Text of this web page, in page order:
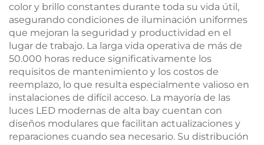
color y brillo constantes durante toda su vida útil,
asegurando condiciones de iluminación uniformes
que mejoran la seguridad y productividad en el
lugar de trabajo. La larga vida operativa de más de
50.000 horas reduce significativamente los
requisitos de mantenimiento y los costos de
reemplazo, lo que resulta especialmente valioso en
instalaciones de difícil acceso. La mayoría de las
luces LED modernas de alta bay cuentan con
diseños modulares que facilitan actualizaciones y
reparaciones cuando sea necesario. Su distribución